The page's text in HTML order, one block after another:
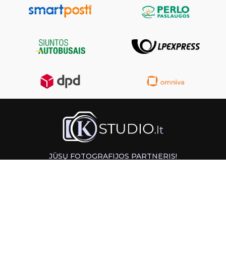
JŪSŲ FOTOGRAFIJOS PARTNERIS!